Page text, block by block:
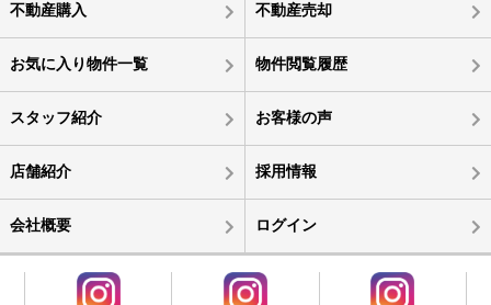
不動産購入 不動産売却
お気に入り物件一覧 物件閲覧履歴
スタッフ紹介 お客様の声
店舗紹介 採用情報
会社概要 ログイン